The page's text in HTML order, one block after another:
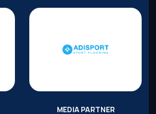
MEDIA PARTNER